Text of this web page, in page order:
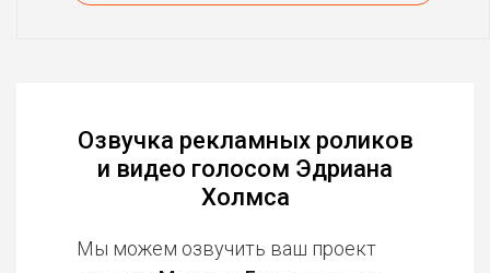
Озвучка рекламных роликов
и видео голосом Эдриана
Холмса
Мы можем озвучить ваш проект